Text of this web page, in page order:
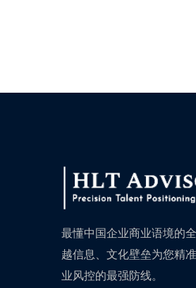
最懂中国企业商业语境的
越信息、文化壁垒为您精
业风控的最强防线。